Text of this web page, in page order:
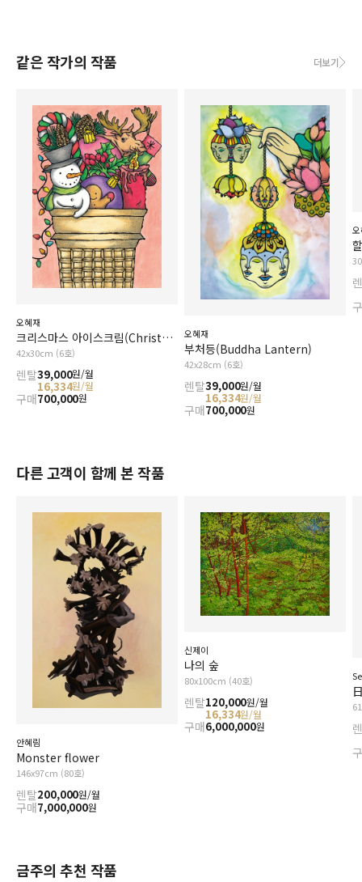
같은 작가의 작품 더보기
오혜재
크리스마스 아이스크림(Christmas Ice Cream)
42x30cm (6호)
렌탈39,000원/월
16,334원/월
구매700,000원
오혜재
부처등(Buddha Lantern)
42x28cm (6호)
렌탈39,000원/월
16,334원/월
구매700,000원
다른 고객이 함께 본 작품
안혜림
Monster flower
146x97cm (80호)
렌탈200,000원/월
구매7,000,000원
신제이
나의 숲
80x100cm (40호)
렌탈120,000원/월
16,334원/월
구매6,000,000원
금주의 추천 작품